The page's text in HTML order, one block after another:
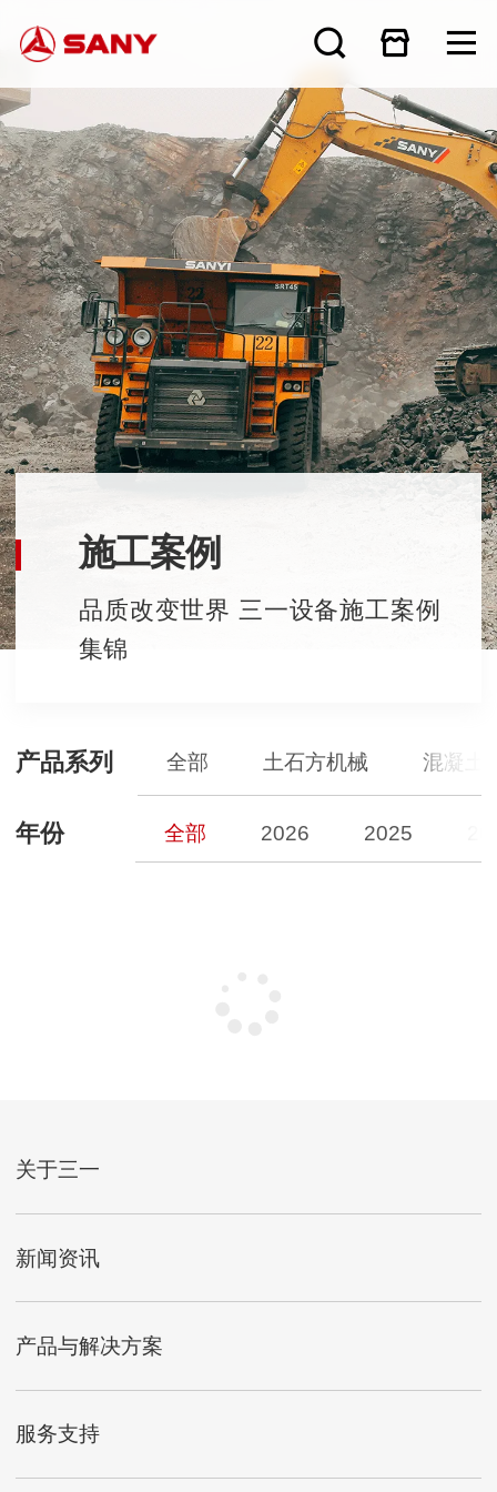
施工案例
品质改变世界 三一设备施工案例
集锦
产品系列 全部 土石方机械 混凝土
年份 全部 2026 2025
关于三一
新闻资讯
产品与解决方案
服务支持